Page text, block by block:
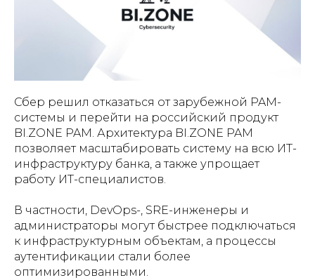
Сбер решил отказаться от зарубежной PAM-
системы и перейти на российский продукт
BI.ZONE PAM. Архитектура BI.ZONE PAM
позволяет масштабировать систему на всю ИТ-
инфраструктуру банка, а также упрощает
работу ИТ-специалистов.
В частности, DevOps-, SRE-инженеры и
администраторы могут быстрее подключаться
к инфраструктурным объектам, а процессы
аутентификации стали более
оптимизированными.